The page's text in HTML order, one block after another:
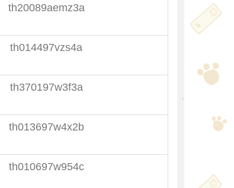
th20089aemz3a
th014497vzs4a
th370197w3f3a
th013697w4x2b
th010697w954c